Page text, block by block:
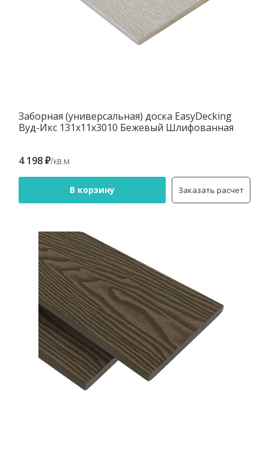
Заборная (универсальная) доска EasyDecking
Вуд-Икс 131х11х3010 Бежевый Шлифованная
4 198 ₽/кв.м
В корзину Заказать расчет